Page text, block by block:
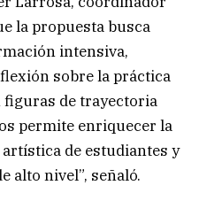
la propuesta busca
intensiva,
sobre la práctica
de trayectoria
permite enriquecer la
de estudiantes y
alto nivel”, señaló.